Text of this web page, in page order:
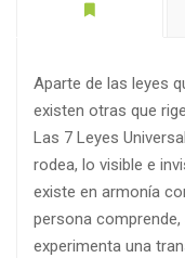
Aparte de las leyes
existen otras que
Las 7 Leyes
rodea, lo visible e
existe en armonía
persona
experimenta una